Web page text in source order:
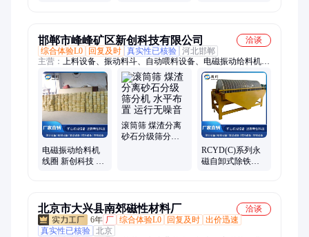
邯郸市峰峰矿区新创科技有限公司
洽谈
综合体验L0
回复及时 真实性已核验 河北邯郸
主营： 上料设备、振动料斗、自动喂料设备、电磁振动给料机线
圈、板链斗式提升机、电磁振动给料机、电机振动给料机、斗式
提升机
电磁振动给料机
线圈 新创科技 经
滚筒筛 煤渣分离
砂石分级筛分机
RCYD(C)系列永
磁自卸式除铁器
北京市大兴县南郊磁性材料厂
洽谈
6年 厂 综合体验L0 回复及时 出价迅速
真实性已核验 北京